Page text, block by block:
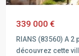
339 000 €
RIANS (83560) A
découvrez cette